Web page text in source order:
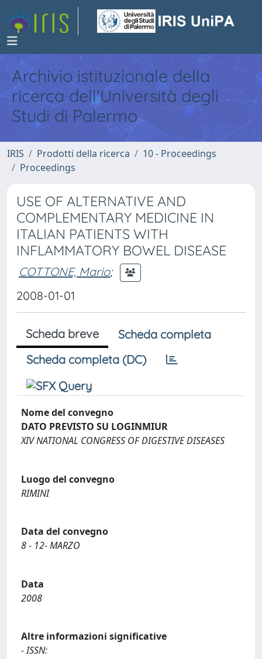
Archivio istituzionale della
ricerca dell'Università degli
Studi di Palermo
IRIS Prodotti della ricerca
10 - Proceedings
Proceedings
USE OF ALTERNATIVE AND
COMPLEMENTARY MEDICINE IN
ITALIAN PATIENTS WITH
INFLAMMATORY BOWEL DISEASE
COTTONE, Mario;
2008-01-01
Scheda breve
Scheda completa
Scheda completa (DC)
Nome del convegno
DATO PREVISTO SU LOGINMIUR
XIV NATIONAL CONGRESS OF DIGESTIVE DISEASES
Luogo del convegno
RIMINI
Data del convegno
8 - 12- MARZO
Data
2008
Altre informazioni significative
- ISSN: